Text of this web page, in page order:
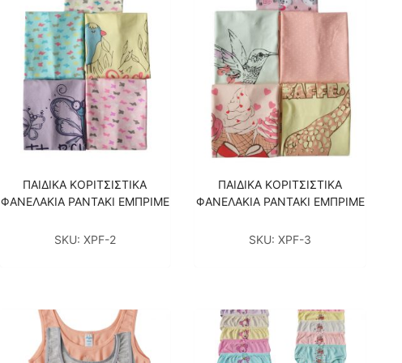
ΠΑΙΔΙΚΑ ΚΟΡΙΤΣΙΣΤΙΚΑ
ΦΑΝΕΛΑΚΙΑ ΡΑΝΤΑΚΙ ΕΜΠΡΙΜΕ
SKU: XPF-2
ΠΑΙΔΙΚΑ ΚΟΡΙΤΣΙΣΤΙΚΑ
ΦΑΝΕΛΑΚΙΑ ΡΑΝΤΑΚΙ ΕΜΠΡΙΜΕ
SKU:XPF-3